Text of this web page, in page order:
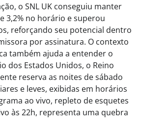
o SNL UK conseguiu manter
3,2% no horário e superou
reforçando seu potencial dentro
por assinatura. O contexto
também ajuda a entender o
dos Estados Unidos, o Reino
reserva as noites de sábado
e leves, exibidas em horários
ao vivo, repleto de esquetes
às 22h, representa uma quebra